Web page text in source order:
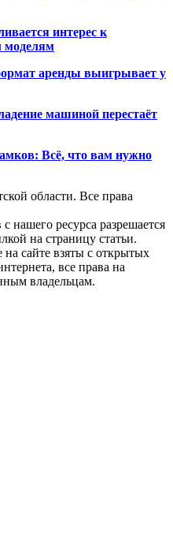
интерес к
моделям
аренды выигрывает у
машиной перестаёт
Всё, что вам нужно
области. Все права
нашего ресурса разрешается
на страницу статьи.
сайте взяты с открытых
все права на
владельцам.